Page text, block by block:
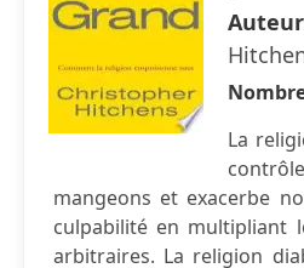
La
mangeons et exacerbe
culpabilité en multipliant
arbitraires. La religion